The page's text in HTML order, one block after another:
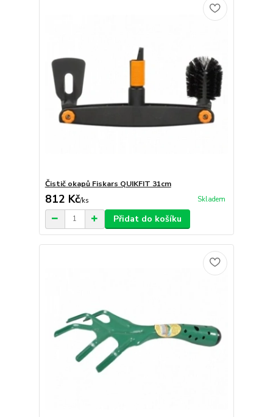
Čistič okapů Fiskars QUIKFIT 31cm
812 Kč/ks Skladem
Přidat do košíku